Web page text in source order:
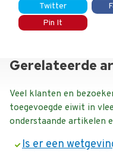
Twitter
Pin It
Gerelateerde
Veel klanten en
toegevoegde eiwit in
onderstaande artikelen
Is er een